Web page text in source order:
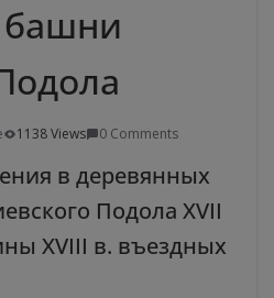
1138 Views 0 Comments
в деревянных
Подола XVII
XVIІI в. въездных